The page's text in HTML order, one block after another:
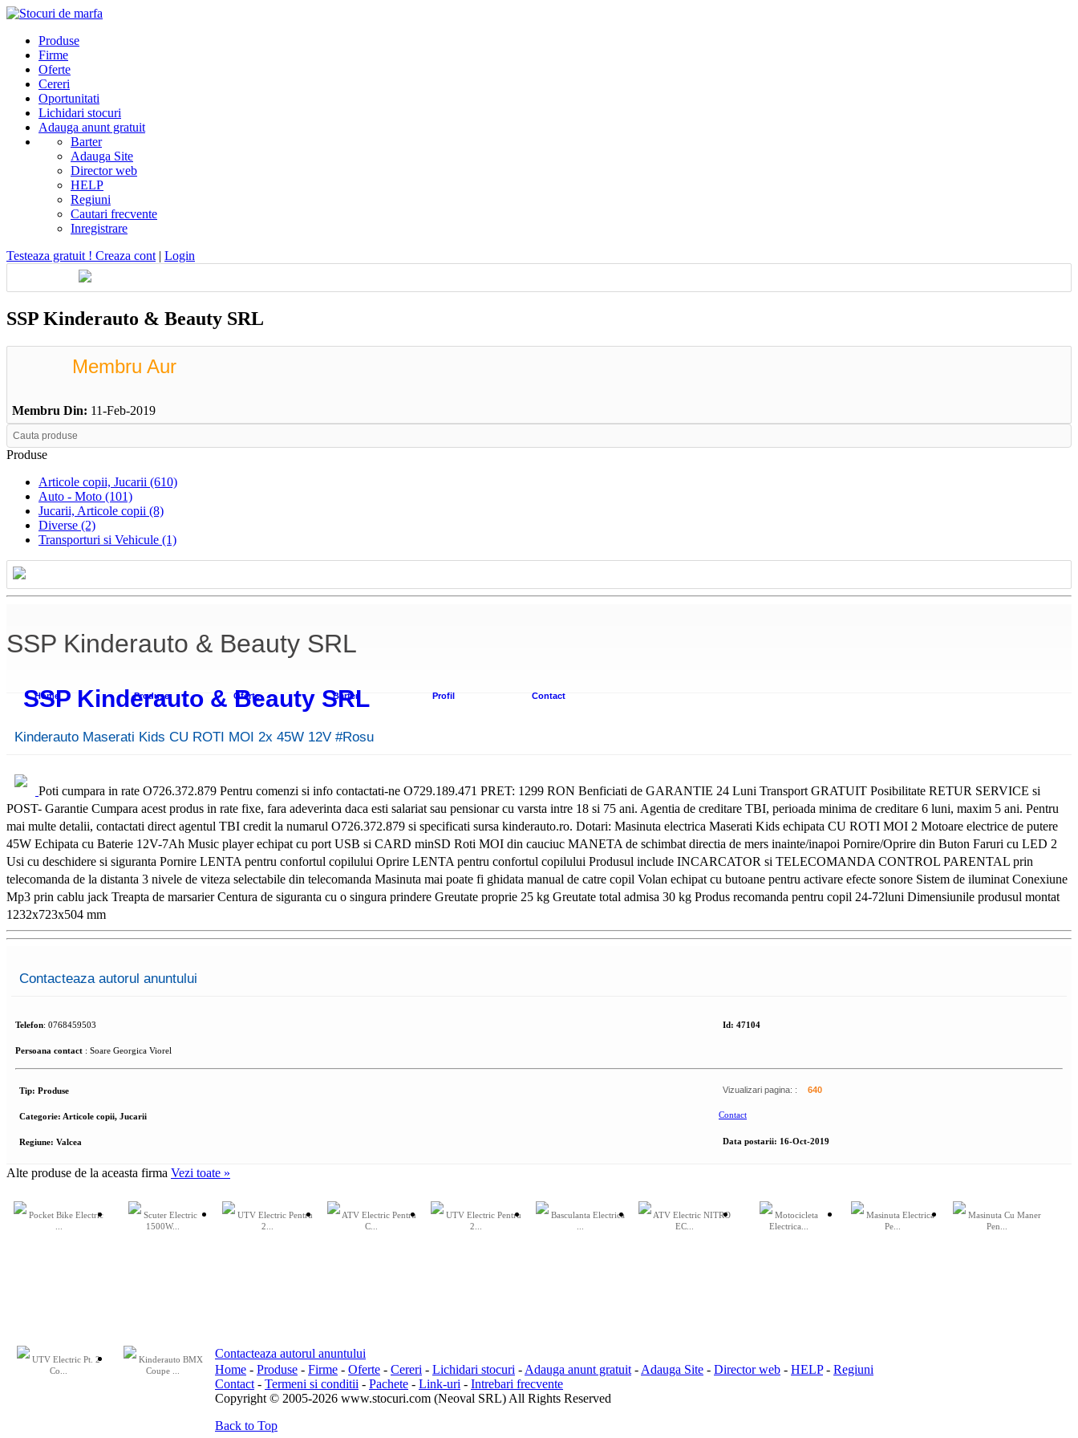
Produse
Firme
Oferte
Cereri
Oportunitati
Lichidari stocuri
Adauga anunt gratuit
Barter
Adauga Site
Director web
HELP
Regiuni
Cautari frecvente
Inregistrare
Testeaza gratuit ! Creaza cont | Login
SSP Kinderauto & Beauty SRL
Membru Aur
Membru Din: 11-Feb-2019
Produse
Articole copii, Jucarii (610)
Auto - Moto (101)
Jucarii, Articole copii (8)
Diverse (2)
Transporturi si Vehicule (1)
SSP Kinderauto & Beauty SRL
SSP Kinderauto & Beauty SRL
Home Produse Oferte Barter Profil Contact
Kinderauto Maserati Kids CU ROTI MOI 2x 45W 12V #Rosu
Poti cumpara in rate O726.372.879 Pentru comenzi si info contactati-ne O729.189.471 PRET: 1299 RON Benficiati de GARANTIE 24 Luni Transport GRATUIT Posibilitate RETUR SERVICE si
POST- Garantie Cumpara acest produs in rate fixe, fara adeverinta daca esti salariat sau pensionar cu varsta intre 18 si 75 ani. Agentia de creditare TBI, perioada minima de creditare 6 luni, maxim 5 ani. Pentru
mai multe detalii, contactati direct agentul TBI credit la numarul O726.372.879 si specificati sursa kinderauto.ro. Dotari: Masinuta electrica Maserati Kids echipata CU ROTI MOI 2 Motoare electrice de putere
45W Echipata cu Baterie 12V-7Ah Music player echipat cu port USB si CARD minSD Roti MOI din cauciuc MANETA de schimbat directia de mers inainte/inapoi Pornire/Oprire din Buton Faruri cu LED 2
Usi cu deschidere si siguranta Pornire LENTA pentru confortul copilului Oprire LENTA pentru confortul copilului Produsul include INCARCATOR si TELECOMANDA CONTROL PARENTAL prin
telecomanda de la distanta 3 nivele de viteza selectabile din telecomanda Masinuta mai poate fi ghidata manual de catre copil Volan echipat cu butoane pentru activare efecte sonore Sistem de iluminat Conexiune
Mp3 prin cablu jack Treapta de marsarier Centura de siguranta cu o singura prindere Greutate proprie 25 kg Greutate total admisa 30 kg Produs recomanda pentru copil 24-72luni Dimensiunile produsul montat
1232x723x504 mm
Contacteazaautorul anuntului
Telefon: 0768459503 Id: 47104
Persoana contact : Soare Georgica Viorel
Tip: Produse
Categorie: Articole copii, Jucarii
Regiune: Valcea
Vizualizari pagina: : 640
Contact
Data postarii: 16-Oct-2019
Alte produse de la aceasta firma Vezi toate »
Pocket Bike Electric
Scuter Electric
1500W...
UTV Electric Pentru
2...
ATV Electric Pentru
C...
UTV Electric Pentru
2...
Basculanta Electrica
ATV Electric NITRO
EC...
Motocicleta
Electrica...
Masinuta Electrica
Pe...
Masinuta Cu Maner
Pen...
UTV Electric Pt. 2
Co...
Kinderauto BMX
Coupe ...
Contacteaza autorul anuntului
Home - Produse - Firme - Oferte - Cereri - Lichidari stocuri - Adauga anunt gratuit - Adauga Site - Director web - HELP - Regiuni
Contact - Termeni si conditii - Pachete - Link-uri - Intrebari frecvente
Copyright © 2005-2026 www.stocuri.com (Neoval SRL) All Rights Reserved
Back to Top